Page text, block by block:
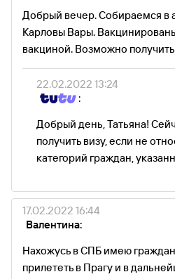
Добрый вечер. Собираемся в
Карловы Вары.
вакциной. Возможно получить
22.02.2022 13:24
:
Добрый день, Татьяна!
получить визу, если не
категорий граждан,
17.02.2022 16:44
Валентина:
Нахожусь в СПБ имею
прилететь в Прагу и в